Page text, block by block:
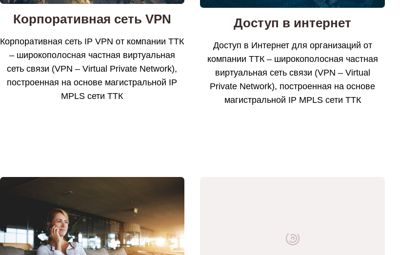
Корпоративная сеть VPN
Корпоративная сеть IP VPN от компании ТТК
– широкополосная частная виртуальная
сеть связи (VPN – Virtual Private Network),
построенная на основе магистральной IP
MPLS сети ТТК
Доступ в интернет
Доступ в Интернет для организаций от
компании ТТК – широкополосная частная
виртуальная сеть связи (VPN – Virtual
Private Network), построенная на основе
магистральной IP MPLS сети ТТК